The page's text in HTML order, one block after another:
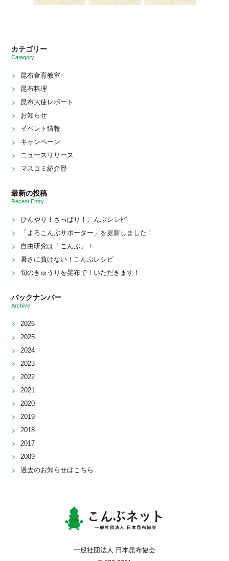
カテゴリー
Category
昆布食育教室
昆布料理
昆布大使レポート
お知らせ
イベント情報
キャンペーン
ニュースリリース
マスコミ紹介歴
最新の投稿
Recent Entry
ひんやり！さっぱり！こんぶレシピ
「よろこんぶサポーター」を更新しました！
自由研究は「こんぶ」！
暑さに負けない！こんぶレシピ
旬のきゅうりを昆布で！いただきます！
バックナンバー
Archive
2026
2025
2024
2023
2022
2021
2020
2019
2018
2017
2009
過去のお知らせはこちら
一般社団法人 日本昆布協会